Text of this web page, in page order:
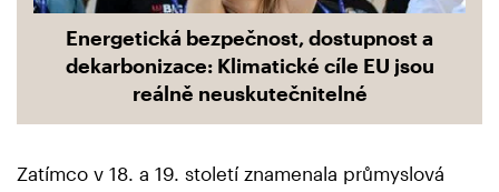
Energetická bezpečnost, dostupnost a
dekarbonizace: Klimatické cíle EU jsou
reálně neuskutečnitelné
Zatímco v 18. a 19. století znamenala průmyslová